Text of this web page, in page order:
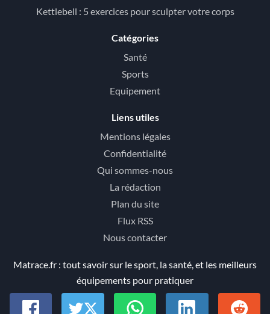
Kettlebell : 5 exercices pour sculpter votre corps
Catégories
Santé
Sports
Equipement
Liens utiles
Mentions légales
Confidentialité
Qui sommes-nous
La rédaction
Plan du site
Flux RSS
Nous contacter
Matrace.fr : tout savoir sur le sport, la santé, et les meilleurs
équipements pour pratiquer